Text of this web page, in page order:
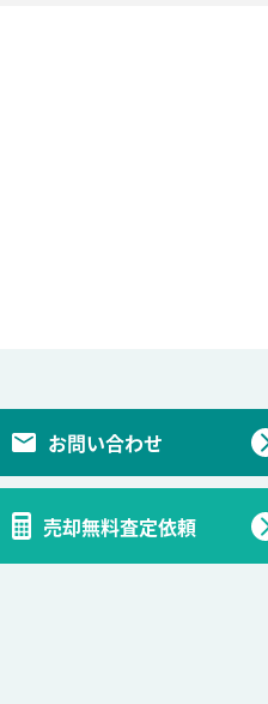
お問い合わせ
売却無料査定依頼